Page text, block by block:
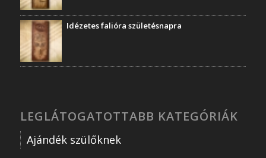
Idézetes falióra születésnapra
LEGLÁTOGATOTTABB KATEGÓRIÁK
Ajándék szülőknek